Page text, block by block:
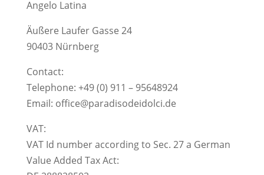
Angelo Latina
Äußere Laufer Gasse 24
90403 Nürnberg
Contact:
Telephone: +49 (0) 911 – 95648924
Email: office@paradisodeidolci.de
VAT:
VAT Id number according to Sec. 27 a German
Value Added Tax Act: